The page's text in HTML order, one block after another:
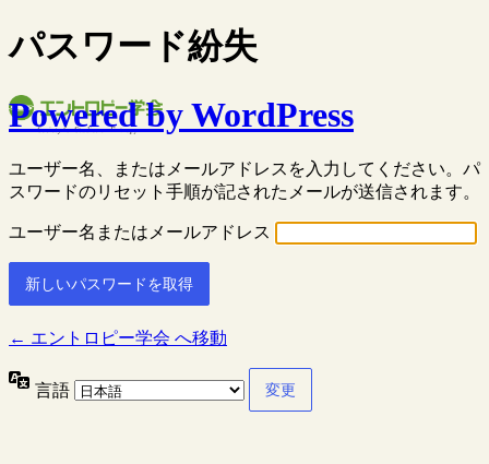
パスワード紛失
Powered by WordPress
ユーザー名、またはメールアドレスを入力してください。パ
スワードのリセット手順が記されたメールが送信されます。
ユーザー名またはメールアドレス
← エントロピー学会 へ移動
言語